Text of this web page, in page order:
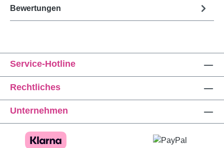
Bewertungen
Service-Hotline
Rechtliches
Unternehmen